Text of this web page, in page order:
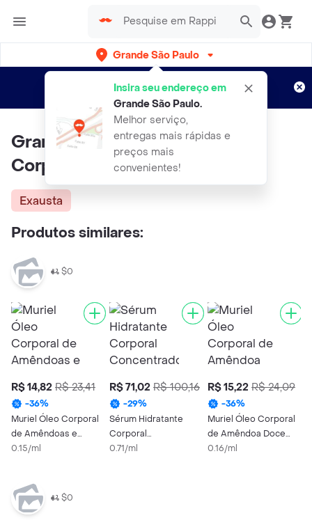
Grande São Paulo
Insira seu endereço em
Grande São Paulo.
Melhor serviço,
entregas mais rápidas e
preços mais
convenientes!
Entregas grátis por 15 dias!
Aplicam T&C
Granado Terrapeutics Óleo
Corporal Calêndula 120ml
Exausta
Produtos similares:
$0
R$ 14,82 R$ 23,41
-36%
Muriel Óleo Corporal
de Amêndoas e
Baunilha
0.15/ml
R$ 71,02 R$ 100,16
-29%
Sérum Hidratante
Corporal
Concentrado Dove
0.71/ml
R$ 15,22 R$ 24,09
-36%
Muriel Óleo Corporal
de Amêndoa Doce
100ml
0.16/ml
$0